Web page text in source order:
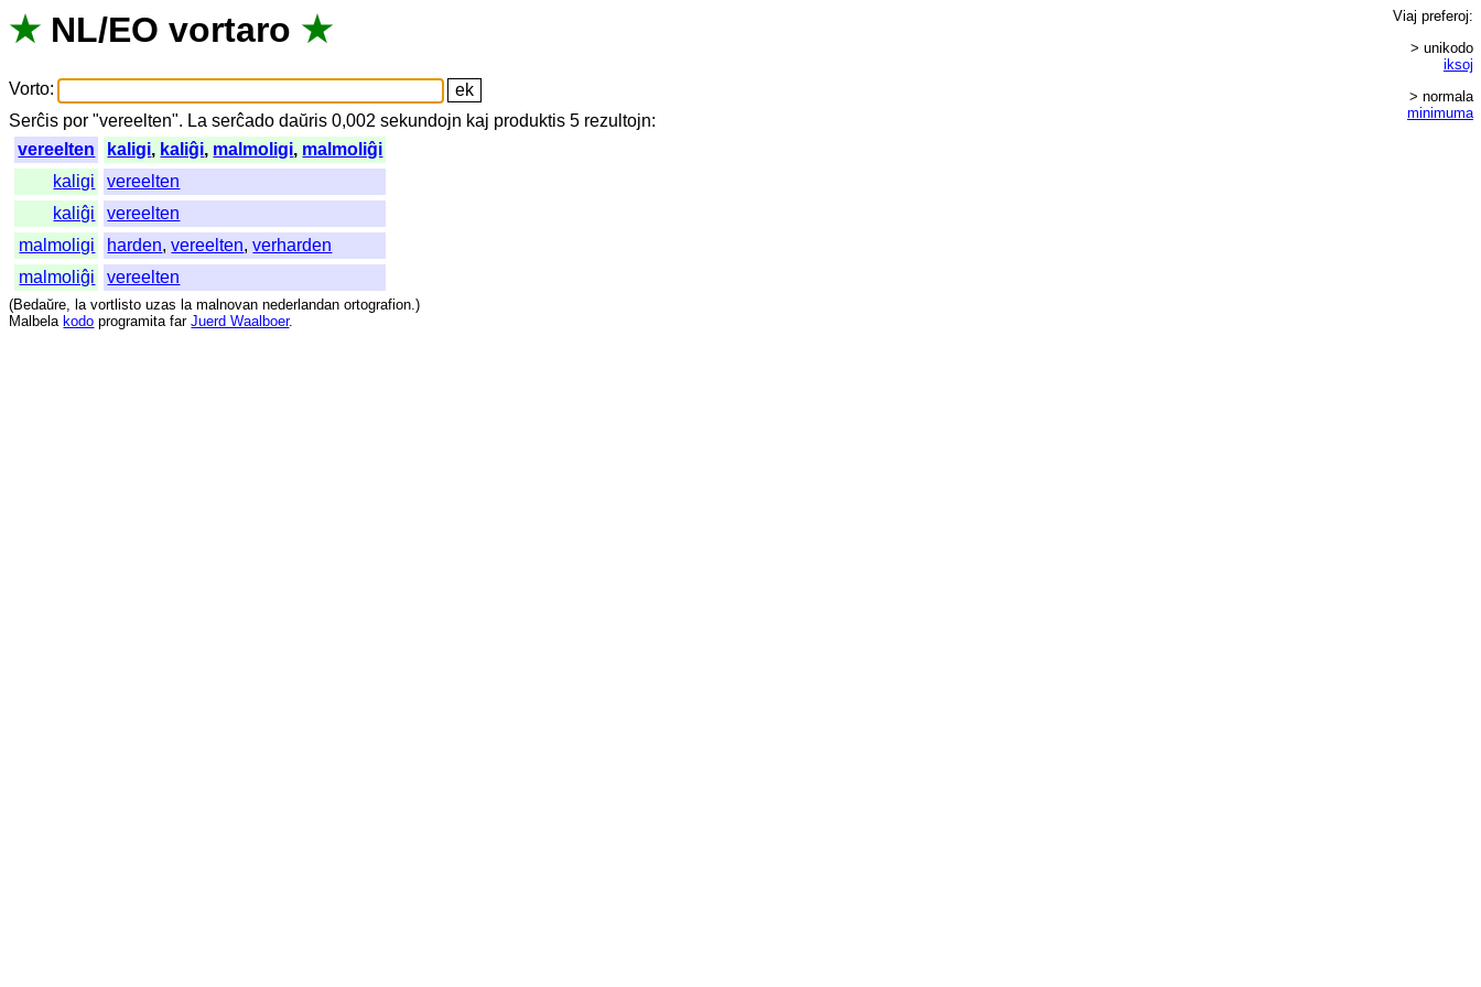
★ NL/EO vortaro ★
Vorto:
Serĉis por "vereelten". La serĉado daŭris 0,002sekundojn kaj produktis 5 rezultojn:
vereelten
kaligi, kaliĝi, malmoligi, malmoliĝi
kaligi
vereelten
kaliĝi
vereelten
malmoligi
harden,vereelten,verharden
malmoliĝi
vereelten
Viaj preferoj:
> unikodo
iksoj
> normala
minimuma
(Bedaŭre, la vortlisto uzas la malnovan nederlandan ortografion.)
Malbela kodo programita far Juerd Waalboer.